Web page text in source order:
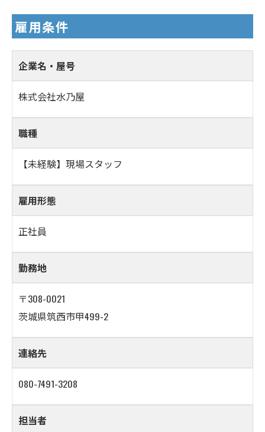
雇用条件
企業名・屋号
株式会社水乃屋
職種
【未経験】現場スタッフ
雇用形態
正社員
勤務地
〒308-0021
茨城県筑西市甲499-2
連絡先
080-7491-3208
担当者